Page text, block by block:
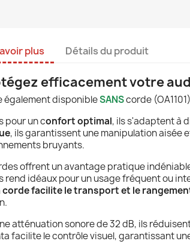
plus Détails du produit
efficacement votre
également disponibleSANScorde (OA1101)
pour un confort optimal, ils s'adaptent à
, ils garantissent une manipulation aisée
bruyants.
offrent un avantage pratique
rend idéaux pour un usage fréquent ou
corde facilite le transport et le
atténuation sonore de 32 dB, ils
facilite le contrôle visuel, garantissant